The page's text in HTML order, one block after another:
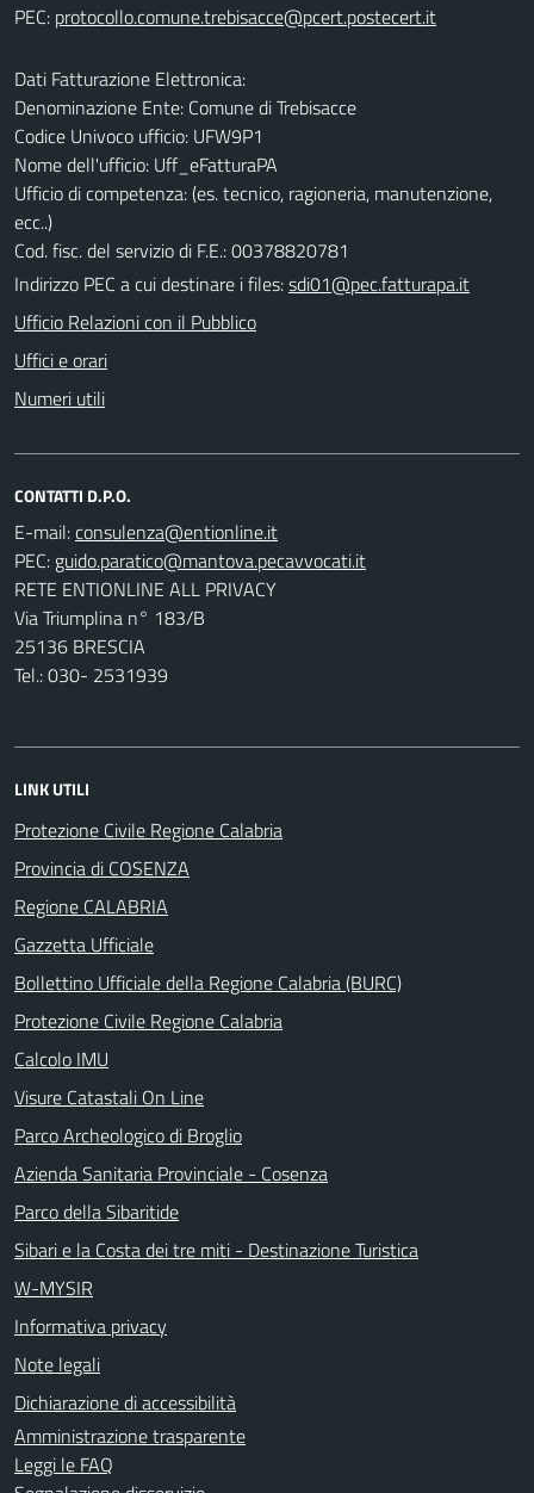
PEC:
Dati Fatturazione Elettronica:
Denominazione Ente: Comune di Trebisacce
Codice Univoco ufficio: UFW9P1
Nome dell'ufficio: Uff_eFatturaPA
Ufficio di competenza: (es. tecnico, ragioneria, manutenzione,
ecc..)
Cod. fisc. del servizio di F.E.: 00378820781
Indirizzo PEC a cui destinare i files:sdi01@pec.fatturapa.it
Ufficio Relazioni con il Pubblico
Uffici e orari
Numeri utili
CONTATTI D.P.O.
E-mail:
PEC:
RETE ENTIONLINE ALL PRIVACY
Via Triumplina n° 183/B
25136 BRESCIA
Tel.: 030- 2531939
LINK UTILI
Protezione Civile Regione Calabria
Provincia di COSENZA
Regione CALABRIA
Gazzetta Ufficiale
Bollettino Ufficiale della Regione Calabria (BURC)
Protezione Civile Regione Calabria
Calcolo IMU
Visure Catastali On Line
Parco Archeologico di Broglio
Azienda Sanitaria Provinciale - Cosenza
Parco della Sibaritide
Sibari e la Costa dei tre miti - Destinazione Turistica
W-MYSIR
Informativa privacy
Note legali
Dichiarazione di accessibilità
Amministrazione trasparente
Leggi le FAQ